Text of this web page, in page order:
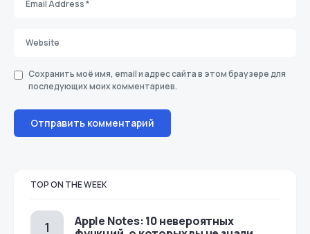
Сохранить моё имя, email и адрес сайта в этом браузере для
последующих моих комментариев.
TOP ON THE WEEK
Apple Notes: 10 невероятных